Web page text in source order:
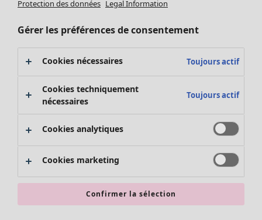
Tapis
Éponge
Promos SOLDES
Les promos de Gudrun Sjödén
Nouvel arrivage
Bonnes affaires en soldes - jusqu'à -70
Protection des données Legal Information
Gérer les préférences de consentement
Cookies nécessaires Toujours actif
Cookies techniquement
nécessaires
Toujours actif
Cookies analytiques
Cookies marketing
Confirmer la sélection